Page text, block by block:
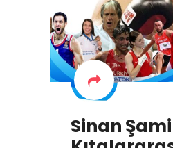
Sinan